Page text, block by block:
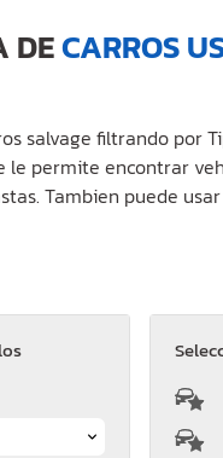
DECARROS
salvage filtrando por
le permite encontrar
Tambien puede